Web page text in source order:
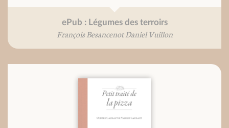
ePub : Légumes des terroirs
François Besancenot Daniel Vuillon